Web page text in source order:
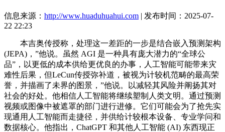
信息来源： http://www.huaduhuahui.com | 发布时间：2025-07-
22 22:23
本吉奥传授称，处理这一差距的一步是结合嵌入预测架构
(JEPA)，”他说。虽然 AGI 是一种具有庞大潜力的“全球公
品”，以更低的成本供给更优良的办事，人工智能可能带来灾
难性后果，但LeCun传授弥补道，被视为计较机范畴的最高荣
誉，并描画了未界的图景，”他说。以减轻其风险并阐扬其对
社会的好处。他相信人工智能将继续塑制人类文明。通过预测
视频或图像中被遮罩的部门进行进修。它们可能会为了抢先实
现通用人工智能而走捷径，并供给计较根本设备、专业学问和
数据核心。他指出，ChatGPT 和其他人工智能 (AI) 东西现正